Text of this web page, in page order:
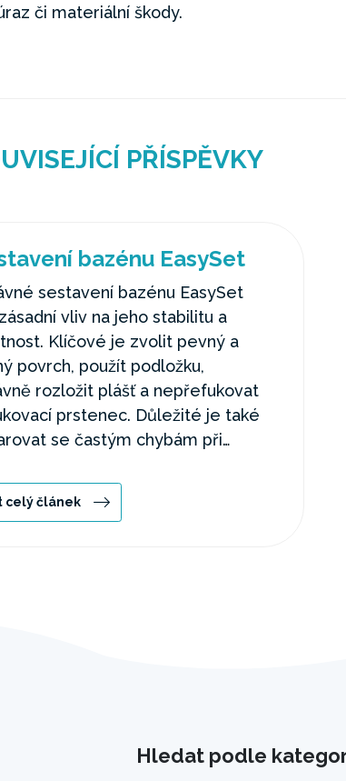
či materiální škody.
PŘÍSPĚVKY
bazénu EasySet
sestavení bazénu EasySet
vliv na jeho stabilitu a
Klíčové je zvolit pevný a
povrch, použít podložku,
rozložit plášť a nepřefukovat
prstenec. Důležité je také
se častým chybám při
bazénu.
celý článek
Hledat podle